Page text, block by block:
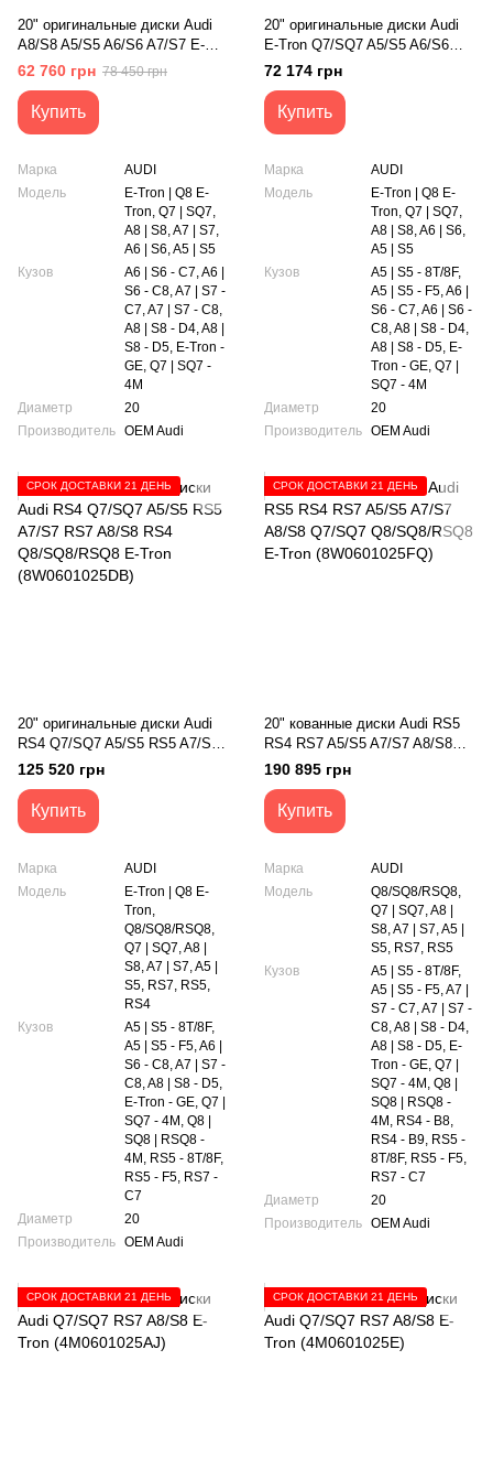
20" оригинальные диски Audi
A8/S8 A5/S5 A6/S6 A7/S7 E-
Tron Q7/SQ7 (4N0601025Q)
62 760 грн 78 450 грн
Купить
Марка
AUDI
Модель
E-Tron | Q8 E-
Tron, Q7 | SQ7,
A8 | S8, A7 | S7,
A6 | S6, A5 | S5
Кузов
A6 | S6 - C7, A6 |
S6 - C8, A7 | S7 -
C7, A7 | S7 - C8,
A8 | S8 - D4, A8 |
S8 - D5, E-Tron -
GE, Q7 | SQ7 -
4M
Диаметр
20
Производитель OEM Audi
20" оригинальные диски Audi
E-Tron Q7/SQ7 A5/S5 A6/S6
A8/S8 (4KE601025)
72 174 грн
Купить
Марка
AUDI
Модель
E-Tron | Q8 E-
Tron, Q7 | SQ7,
A8 | S8, A6 | S6,
A5 | S5
Кузов
A5 | S5 - 8T/8F,
A5 | S5 - F5, A6 |
S6 - C7, A6 | S6 -
C8, A8 | S8 - D4,
A8 | S8 - D5, E-
Tron - GE, Q7 |
SQ7 - 4M
Диаметр
20
Производитель OEM Audi
СРОК ДОСТАВКИ 21 ДЕНЬ
20" оригинальные диски Audi
RS4 Q7/SQ7 A5/S5 RS5 A7/S7
RS7 A8/S8 RS4 Q8/SQ8/RSQ8
E-Tron (8W0601025DB)
125 520 грн
Купить
Марка
AUDI
Модель
E-Tron | Q8 E-
Tron,
Q8/SQ8/RSQ8,
Q7 | SQ7, A8 |
S8, A7 | S7, A5 |
S5, RS7, RS5,
RS4
Кузов
A5 | S5 - 8T/8F,
A5 | S5 - F5, A6 |
S6 - C8, A7 | S7 -
C8, A8 | S8 - D5,
E-Tron - GE, Q7 |
SQ7 - 4M, Q8 |
SQ8 | RSQ8 -
4M, RS5 - 8T/8F,
RS5 - F5, RS7 -
C7
Диаметр
20
Производитель OEM Audi
СРОК ДОСТАВКИ 21 ДЕНЬ
20" кованные диски Audi RS5
RS4 RS7 A5/S5 A7/S7 A8/S8
Q7/SQ7 Q8/SQ8/RSQ8 E-Tron
(8W0601025FQ)
190 895 грн
Купить
Марка
AUDI
Модель
Q8/SQ8/RSQ8,
Q7 | SQ7, A8 |
S8, A7 | S7, A5 |
S5, RS7, RS5
Кузов
A5 | S5 - 8T/8F,
A5 | S5 - F5, A7 |
S7 - C7, A7 | S7 -
C8, A8 | S8 - D4,
A8 | S8 - D5, E-
Tron - GE, Q7 |
SQ7 - 4M, Q8 |
SQ8 | RSQ8 -
4M, RS4 - B8,
RS4 - B9, RS5 -
8T/8F, RS5 - F5,
RS7 - C7
Диаметр
20
Производитель OEM Audi
СРОК ДОСТАВКИ 21 ДЕНЬ СРОК ДОСТАВКИ 21 ДЕНЬ